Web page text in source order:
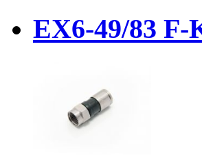
EX6-49/83 F-